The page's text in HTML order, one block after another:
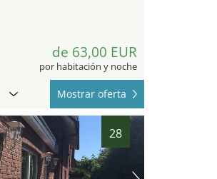
de 63,00 EUR
por habitación y noche
Mostrar oferta
28